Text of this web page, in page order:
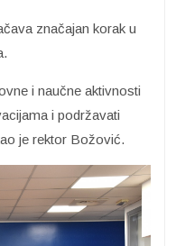
značajan korak u
i naučne aktivnosti
i podržavati
je rektor Božović.